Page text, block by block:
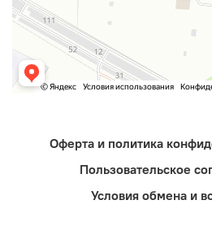
Оферта и политика
Пользовательское
Условия обмена и